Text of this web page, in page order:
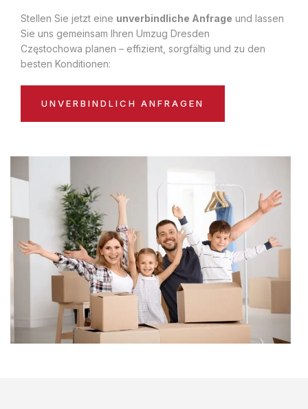
Stellen Sie jetzt eine unverbindliche Anfrage und lassen
Sie uns gemeinsam Ihren Umzug Dresden
Częstochowa planen – effizient, sorgfältig und zu den
besten Konditionen:
UNVERBINDLICH ANFRAGEN